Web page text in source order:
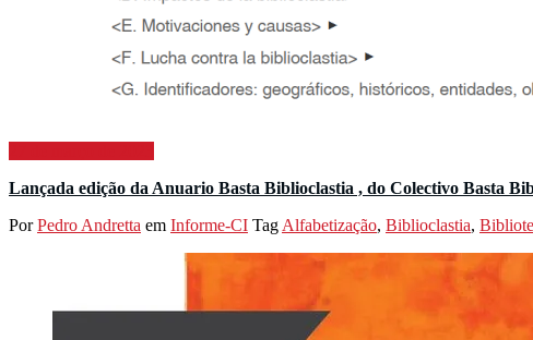
Lançada edição da Anuario Basta Biblioclastia , do Colectivo Basta
PorPedro Andretta em Informe-CI Tag Alfabetização, Biblioclastia,